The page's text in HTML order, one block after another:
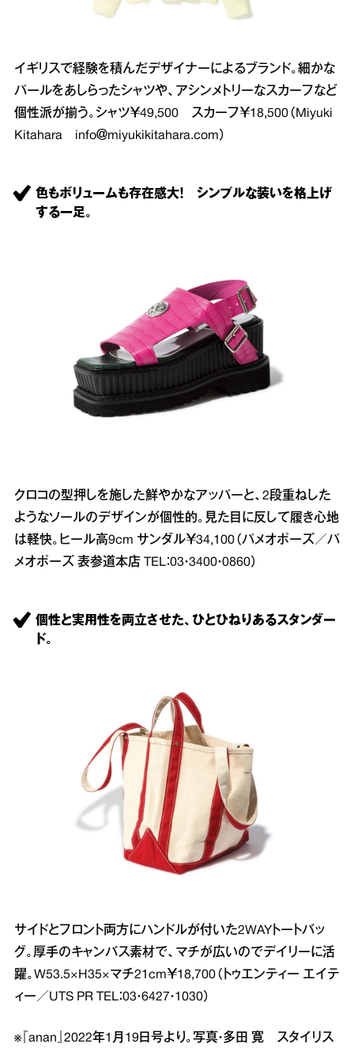
イギリスで経験を積んだデザイナーによるブランド。細かな
パールをあしらったシャツや、アシンメトリーなスカーフなど
個性派が揃う。シャツ￥49,500 スカーフ￥18,500（Miyuki
Kitahara info＠miyukikitahara.com）
色もボリュームも存在感大！ シンプルな装いを格上げ
する一足。
クロコの型押しを施した鮮やかなアッパーと、2段重ねした
ようなソールのデザインが個性的。見た目に反して履き心地
は軽快。ヒール高9cm サンダル￥34,100（パメオポーズ／パ
メオポーズ 表参道本店 TEL：03・3400・0860）
個性と実用性を両立させた、ひとひねりあるスタンダー
ド。
サイドとフロント両方にハンドルが付いた2WAYトートバッ
グ。厚手のキャンバス素材で、マチが広いのでデイリーに活
躍。W53.5×H35×マチ21cm￥18,700（トゥエンティー エイテ
ィー／UTS PR TEL：03・6427・1030）
※『anan』2022年1月19日号より。写真・多田 寛 スタイリス